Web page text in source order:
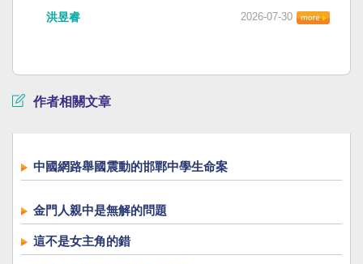
洪昱睿 2026-07-30
作者相關文章
中國網路舉國震動的邯鄲中學生命案
金門人親中是無解的問題
這不是女主角的錯